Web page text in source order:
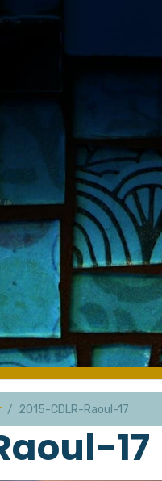
2015-CDLR-Raoul-17
17